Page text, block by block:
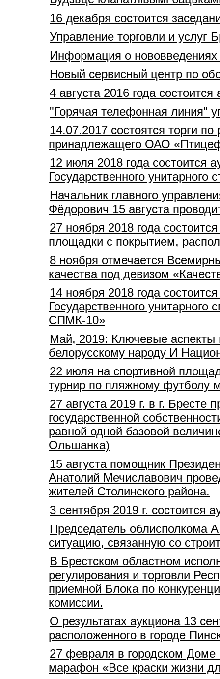
16 декабря состоится
Управление торговли и услуг
Информация о
Новый сервисный центр по
4 августа 2016 года
"Горячая телефонная линия"
14.07.2017 состоятся торги
принадлежащего ОАО
12 июля 2018 года состоится
Государственного
Начальник главного
Фёдорович 15 августа
27 ноября 2018 года
площадки с покрытием,
8 ноября отмечается
качества под девизом
14 ноября 2018 года
Государственного унитарного
СПМК-10»
Май, 2019: Ключевые аспекты
белорусскому народу И
22 июля на спортивной
турнир по пляжному футболу
27 августа 2019 г. в г. Бресте
государственной
равной одной базовой
Ольшанка)
15 августа помощник
Анатолий Мечиславович
жителей Столинского района.
3 сентября 2019 г. состоится
Председатель облисполкома
ситуацию, связанную со
В Брестском областном
регулирования и торговли
приемной Блока по
комиссии.
О результатах аукциона 13
расположенного в городе
27 февраля в городском Доме
марафон «Все краски жизни